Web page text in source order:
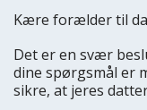
Kære forælder til
Det er en svær
dine spørgsmål er
sikre, at jeres